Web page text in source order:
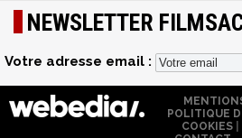
NEWSLETTER
Votre adresse email :
POLITIQUE
COOKIES